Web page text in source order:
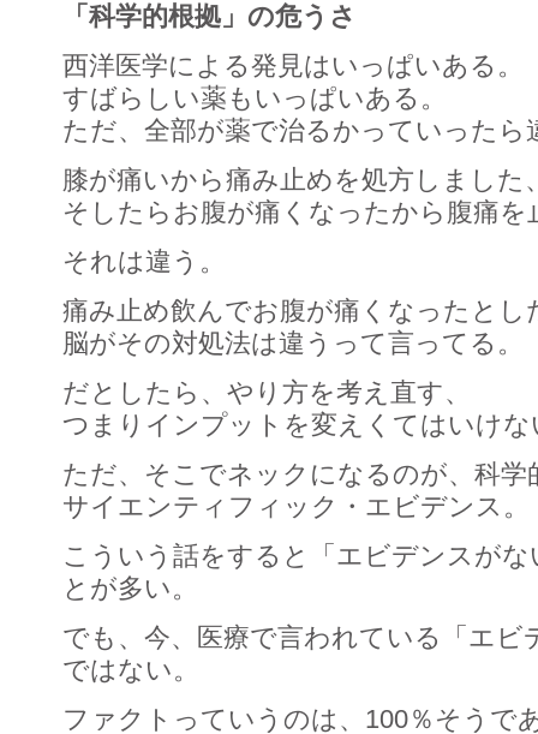
「科学的根拠」の危うさ
西洋医学による発見はいっぱいある。
すばらしい薬もいっぱいある。
ただ、全部が薬で治るかっていったら
膝が痛いから痛み止めを処方しました
そしたらお腹が痛くなったから腹痛
それは違う。
痛み止め飲んでお腹が痛くなったとし
脳がその対処法は違うって言ってる。
だとしたら、やり方を考え直す、
つまりインプットを変えくてはいけな
ただ、そこでネックになるのが、科学
サイエンティフィック・エビデンス。
こういう話をすると「エビデンスが
とが多い。
でも、今、医療で言われている「エビ
ではない。
ファクトっていうのは、100％そうで